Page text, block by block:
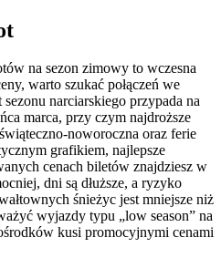
na sezon zimowy to wczesna
warto szukać połączeń we
narciarskiego przypada na
marca, przy czym najdroższe
noworoczna oraz ferie
grafikiem, najlepsze
cenach biletów znajdziesz w
dni są dłuższe, a ryzyko
śnieżyc jest mniejsze niż
wyjazdy typu „low season” na
kusi promocyjnymi cenami